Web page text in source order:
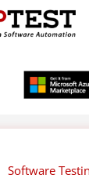
Software